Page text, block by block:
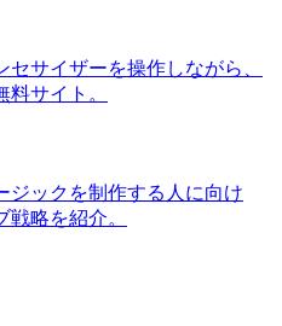
サイザーを操作しながら、
サイト。
ジックを制作する人に向け
略を紹介。